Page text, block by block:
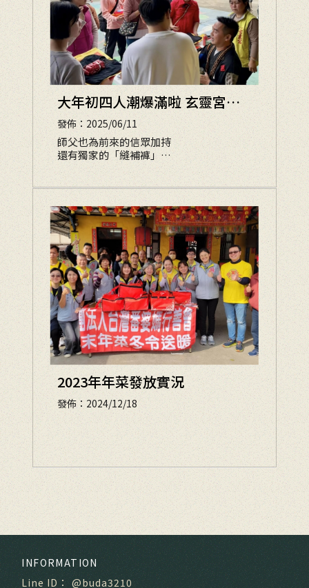
大年初四人潮爆滿啦 玄靈宮超
人氣補財庫
發佈：2025/06/11
師父也為前來的信眾加持
還有獨家的「縫補褲」
讓大家不僅要錢財進得來
也要能夠守的住
2023年年菜發放實況
發佈：2024/12/18
@buda3210